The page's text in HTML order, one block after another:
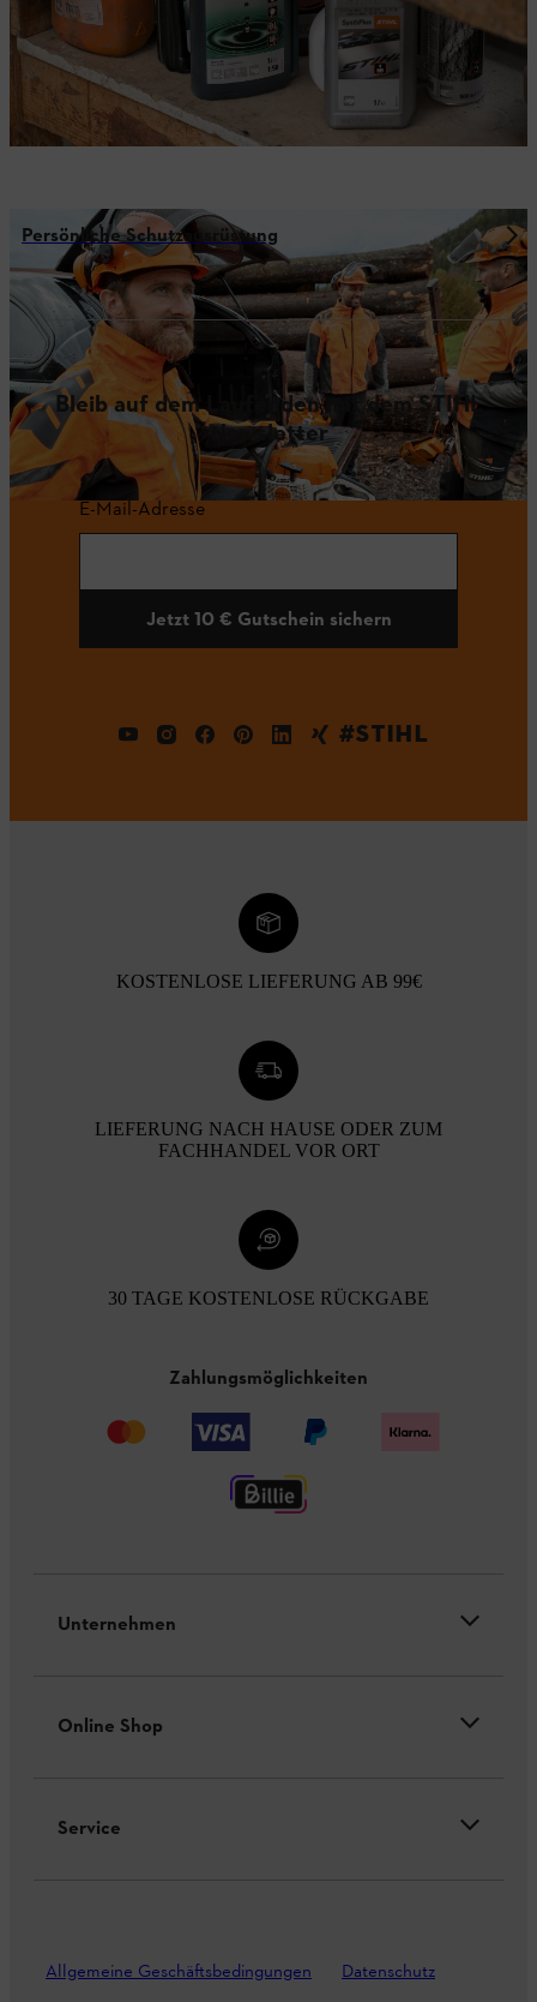
Persönliche Schutzausrüstung
Bleib auf dem Laufenden mit dem STIHL
Newsletter
E-Mail-Adresse
Jetzt 10 € Gutschein sichern
#STIHL
KOSTENLOSE LIEFERUNG AB 99€
LIEFERUNG NACH HAUSE ODER ZUM
FACHHANDEL VOR ORT
30 TAGE KOSTENLOSE RÜCKGABE
Zahlungsmöglichkeiten
Unternehmen
Online Shop
Service
Allgemeine Geschäftsbedingungen Datenschutz